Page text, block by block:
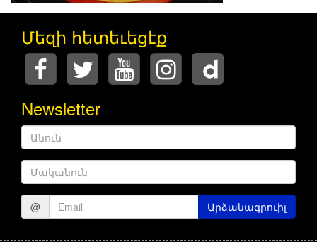
Մեզի հետեւեցէք
Newsletter
Անուն
Մականուն
@ Արձանագրուիլ